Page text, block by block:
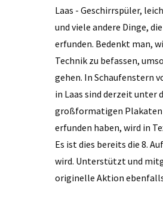
Laas - Geschirrspüler,
und viele andere Dinge,
erfunden. Bedenkt man,
Technik zu befassen,
gehen. In Schaufenstern
in Laas sind derzeit unter
großformatigen Plakaten
erfunden haben, wird in
Es ist dies bereits die 8.
wird. Unterstützt und
originelle Aktion